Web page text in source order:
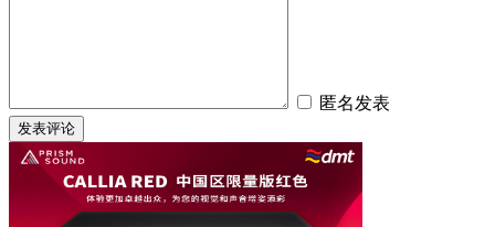
匿名发表